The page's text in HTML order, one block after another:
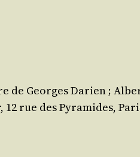
de Georges Darien ;
12 rue des Pyra­mides,